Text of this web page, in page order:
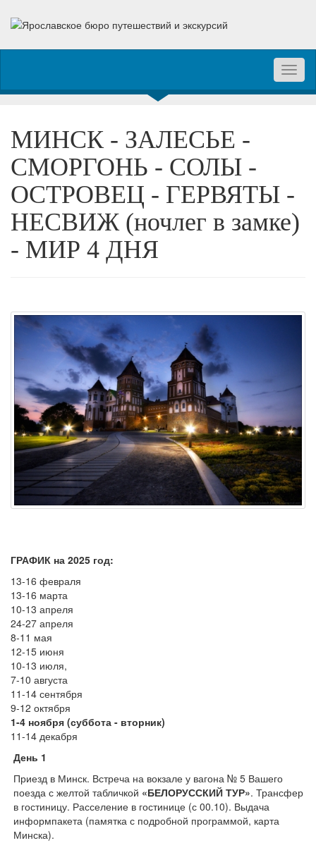
МИНСК - ЗАЛЕСЬЕ -
СМОРГОНЬ - СОЛЫ -
ОСТРОВЕЦ - ГЕРВЯТЫ -
НЕСВИЖ (ночлег в замке)
- МИР 4 ДНЯ
ГРАФИК на 2025 год:
13-16 февраля
13-16 марта
10-13 апреля
24-27 апреля
8-11 мая
12-15 июня
10-13 июля,
7-10 августа
11-14 сентября
9-12 октября
1-4 ноября (суббота - вторник)
11-14 декабря
День 1
Приезд в Минск. Встреча на вокзале у вагона № 5 Вашего
поезда с желтой табличкой «БЕЛОРУССКИЙ ТУР». Трансфер
в гостиницу. Расселение в гостинице (с 00.10). Выдача
информпакета (памятка с подробной программой, карта
Минска).